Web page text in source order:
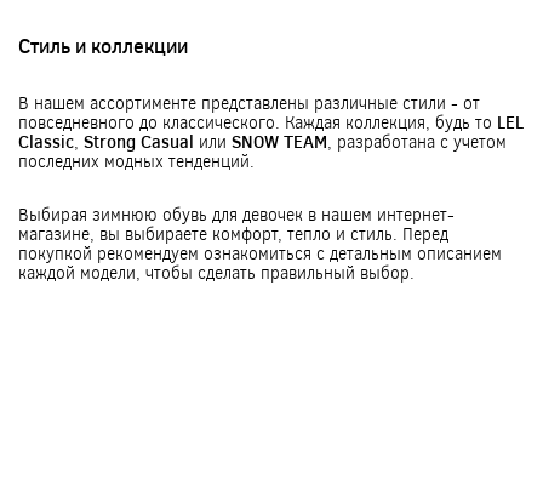
Стиль и коллекции
В нашем ассортименте представлены различные стили - от
повседневного до классического. Каждая коллекция, будь то LEL
Classic, Strong Casual или SNOW TEAM, разработана с учетом
последних модных тенденций.
Выбирая зимнюю обувь для девочек в нашем интернет-
магазине, вы выбираете комфорт, тепло и стиль. Перед
покупкой рекомендуем ознакомиться с детальным описанием
каждой модели, чтобы сделать правильный выбор.